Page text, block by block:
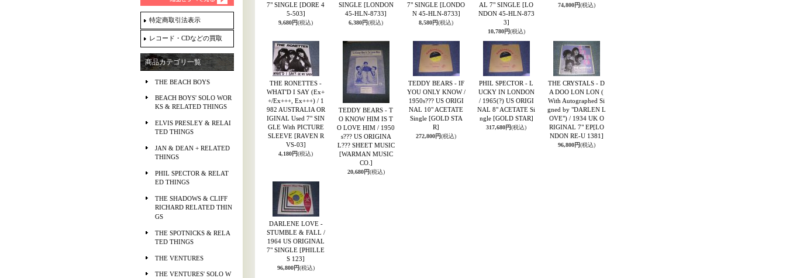
特定商取引法表示
レコード・CDなどの買取
商品カテゴリ一覧
THE BEACH BOYS
BEACH BOYS' SOLO WOR
KS & RELATED THINGS
ELVIS PRESLEY & RELAI
TED THINGS
JAN & DEAN + RELATED
THINGS
PHIL SPECTOR & RELAT
ED THINGS
THE SHADOWS & CLIFF
RICHARD RELATED THIN
GS
THE SPOTNICKS & RELA
TED THINGS
THE VENTURES
THE VENTURES' SOLO W
7" SINGLE [DORE 4
5-503]
9,680円(税込)
SINGLE [LONDON
45-HLN-8733]
6,380円(税込)
7" SINGLE [LONDO
N 45-HLN-8733]
8,580円(税込)
AL 7" SINGLE [LO
NDON 45-HLN-873
3]
10,780円(税込)
74,800円(税込)
THE RONETTES -
WHAT'D I SAY (Ex+
+/Ex+++, Ex+++) / 1
982 AUSTRALIA OR
IGINAL Used 7" SIN
GLE With PICTURE
SLEEVE [RAVEN R
VS-03]
4,180円(税込)
TEDDY BEARS - T
O KNOW HIM IS T
O LOVE HIM / 1950
s??? US ORIGINA
L??? SHEET MUSIC
[WARMAN MUSIC
CO.]
20,680円(税込)
TEDDY BEARS - IF
YOU ONLY KNOW /
1950s??? US ORIGI
NAL 10" ACETATE
Single [GOLD STA
R]
272,800円(税込)
PHIL SPECTOR - L
UCKY IN LONDON
/ 1965(?) US ORIGI
NAL 8" ACETATE Si
ngle [GOLD STAR]
317,680円(税込)
THE CRYSTALS - D
A DOO LON LON (
With Autographed Si
gned by "DARLEN L
OVE") / 1934 UK O
RIGINAL 7" EP[LO
NDON RE-U 1381]
96,800円(税込)
DARLENE LOVE -
STUMBLE & FALL /
1964 US ORIGINAL
7" SINGLE [PHILLE
S 123]
96,800円(税込)